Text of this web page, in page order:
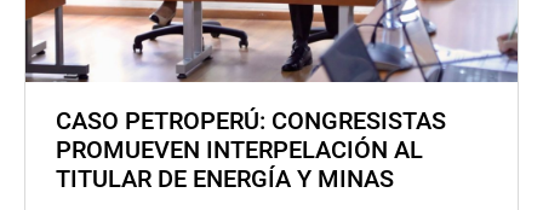
CASO PETROPERÚ: CONGRESISTAS
PROMUEVEN INTERPELACIÓN AL
TITULAR DE ENERGÍA Y MINAS